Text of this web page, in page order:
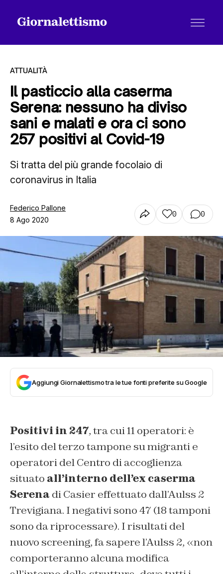
Tutti gli articoli
Chi siamo
ATTUALITÀ
Il pasticcio alla caserma
Serena: nessuno ha diviso
sani e malati e ora ci sono
257 positivi al Covid-19
Si tratta del più grande focolaio di
coronavirus in Italia
Federico Pallone
8 Ago 2020
0 0
Aggiungi Giornalettismo tra le tue fonti preferite su Google
Positivi in 247, tra cui 11 operatori: è
l’esito del terzo tampone su migranti e
operatori del Centro di accoglienza
situato all’interno dell’ex caserma
Serena di Casier effettuato dall’Aulss 2
Trevigiana. I negativi sono 47 (18 tamponi
sono da riprocessare). I risultati del
nuovo screening, fa sapere l’Aulss 2, «non
comporteranno alcuna modifica